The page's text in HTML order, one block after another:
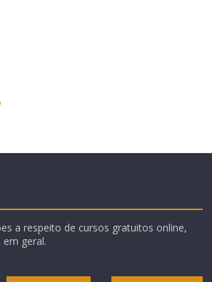
a respeito de cursos gratuitos online,
geral.